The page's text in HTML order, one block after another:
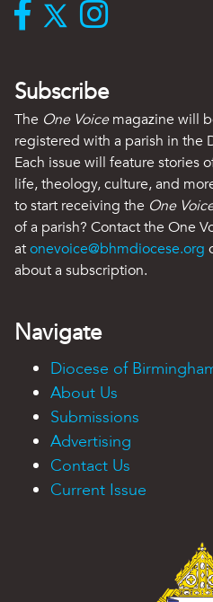
Subscribe
The One Voicemagazine will
registered with a parish in the
Each issue will feature stories
life, theology, culture, and
to start receiving the One
of a parish? Contact the One
atonevoice@bhmdiocese.org
about a subscription.
Navigate
Diocese of
About Us
Submissions
Advertising
Contact Us
Current Issue